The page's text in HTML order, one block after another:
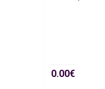
0.00€